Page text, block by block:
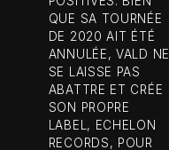
QUE SA TOURNÉE
DE 2020 AIT ÉTÉ
ANNULÉE, VALD NE
SE LAISSE PAS
ABATTRE ET CRÉE
SON PROPRE
LABEL, ECHELON
RECORDS, POUR